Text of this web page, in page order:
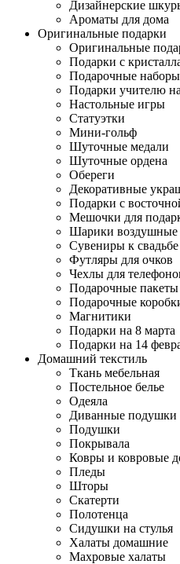
Дизайнерские
Ароматы для дома
Оригинальные подарки
Оригинальные
Подарки с
Подарочные наборы
Подарки учителю
Настольные игры
Статуэтки
Мини-гольф
Шуточные медали
Шуточные ордена
Обереги
Декоративные
Подарки с
Мешочки для
Шарики воздушные
Сувениры к свадьбе
Футляры для очков
Чехлы для
Подарочные пакеты
Подарочные
Магнитики
Подарки на 8 марта
Подарки на 14
Домашний текстиль
Ткань мебельная
Постельное белье
Одеяла
Диванные подушки
Подушки
Покрывала
Ковры и ковровые
Пледы
Шторы
Скатерти
Полотенца
Сидушки на стулья
Халаты домашние
Махровые халаты